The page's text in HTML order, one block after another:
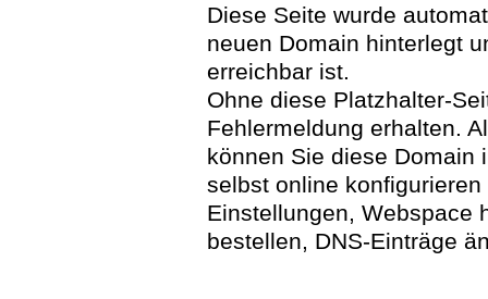
Diese Seite wurde
neuen Domain hinterlegt
erreichbar ist.
Ohne diese Platzhalter-
Fehlermeldung erhalten.
können Sie diese Domain
selbst online
Einstellungen, Webspace
bestellen, DNS-Einträge